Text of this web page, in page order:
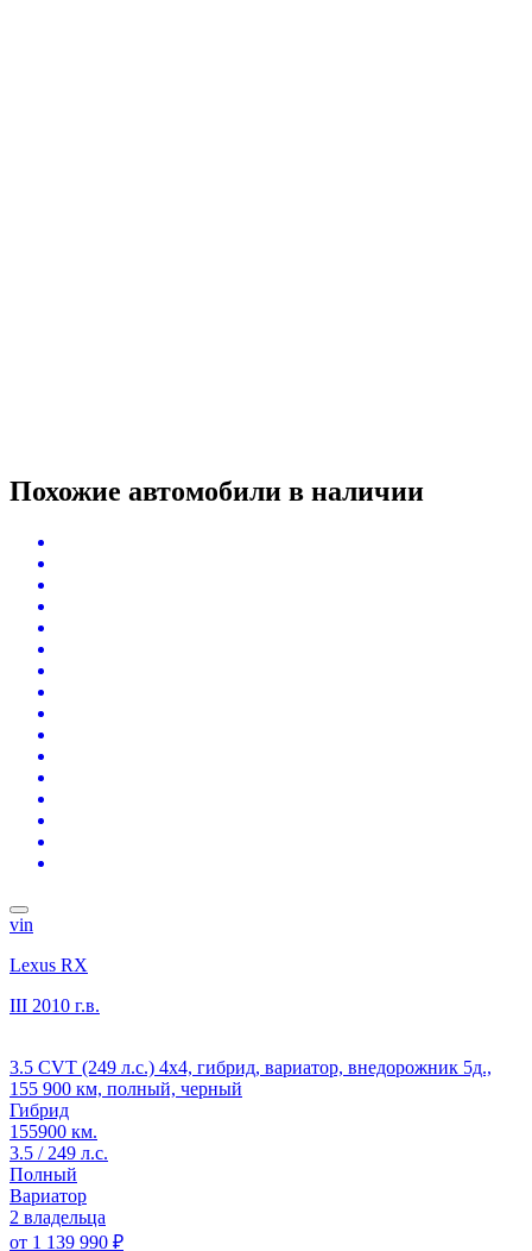
Похожие автомобили в наличии
vin
Lexus RX
III 2010 г.в.
3.5 CVT (249 л.с.) 4x4, гибрид, вариатор, внедорожник 5д.,
155 900 км, полный, черный
Гибрид
155900 км.
3.5 / 249 л.с.
Полный
Вариатор
2 владельца
от 1 139 990 ₽